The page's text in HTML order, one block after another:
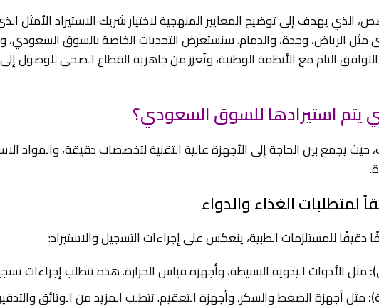
الذي يهدف إلى توضيح المعايير المنهجية لاختيار شريك الاستيراد الأمثل
الرياض، وجدة، والدمام. سنستعرض التحديات الخاصة بالسوق السعودي،
التام مع الأنظمة الوطنية، وتُعزز من جاهزية القطاع الصحي للوصول إلى
يتم استيرادها للسوق السعودي؟
يجمع بين الحاجة إلى الأجهزة عالية التقنية لتخصصات دقيقة، والمواد
لمتطلبات الغذاء والدواء
دقيقًا للمستلزمات الطبية، ينعكس على إجراءات التسجيل والاستيراد:
مثل الأدوات اليدوية البسيطة، وأجهزة قياس الحرارة. هذه تتطلب إجراءات
مثل أجهزة الضغط والسكر، وأجهزة التعقيم. تتطلب المزيد من الوثائق